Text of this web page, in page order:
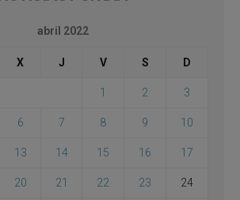
abril 2022
X J V S D
1 2 3
6 7 8 9 10
13 14 15 16 17
20 21 22 23 24